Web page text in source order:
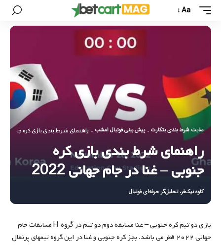
Aa
سایت شرط بندی بتکارت - پیش بینی فوتبال امشب - راهنمای شرط بندی بازی کره جنوبی – غنا
راهنمای شرط بندی بازی کره
جنوبی – غنا در جام جهانی 2022
کاوه نیک‌فر، تحلیل‌گر حرفه‌ای فوتبال
بازی دو تیم کره جنوبی – غنا مسابقه دوم دو تیم درگروه H
مسابقات جام
جهانی ۲۰۲۲ قطر می باشد. بجز کره جنوبی و غنا در این گروه تیمهای پرتغال